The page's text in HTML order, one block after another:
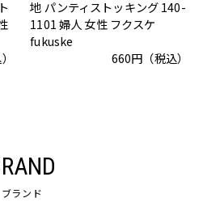
地 パンティストッキング 140-
1101 婦人 女性 フクスケ
fukuske
660円（税込）
ブランド